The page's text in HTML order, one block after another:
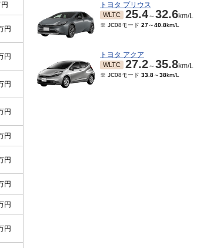
円
円
円
円
円
円
円
円
円
トヨタ プリウス
WLTC 25.4～32.6km/L
※ JC08モード 27～40.8km/L
トヨタ アクア
WLTC 27.2～35.8km/L
※ JC08モード 33.8～38km/L